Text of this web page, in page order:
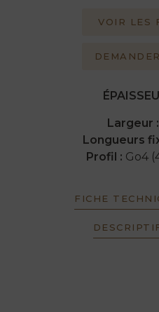
VOIR LES
Largeur :
Longueurs
Profil : Go4
FICHE